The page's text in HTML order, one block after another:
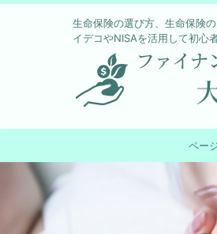
生命保険の選び方、生命保険
イデコやNISAを活用して初心
ペー